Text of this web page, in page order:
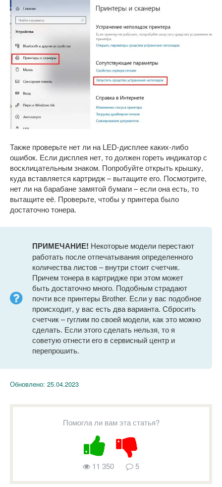
Также проверьте нет ли на LED-дисплее каких-либо
ошибок. Если дисплея нет, то должен гореть индикатор с
восклицательным знаком. Попробуйте открыть крышку,
куда вставляется картридж – вытащите его. Посмотрите,
нет ли на барабане замятой бумаги – если она есть, то
вытащите её. Проверьте, чтобы у принтера было
достаточно тонера.
ПРИМЕЧАНИЕ! Некоторые модели перестают
работать после отпечатывания определенного
количества листов – внутри стоит счетчик.
Причем тонера в картридже при этом может
быть достаточно много. Подобным страдают
почти все принтеры Brother. Если у вас подобное
происходит, у вас есть два варианта. Сбросить
счетчик – гуглим по своей модели, как это можно
сделать. Если этого сделать нельзя, то я
советую отнести его в сервисный центр и
перепрошить.
Обновлено: 25.04.2023
Помогла ли вам эта статья?
11 350 5